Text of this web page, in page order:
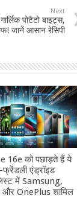
Next
पोटैटो बाइट्स,
जानें आसान रेसिपी
16e को पछाड़ते हैं ये
एंड्रॉइड
में Samsung,
OnePlus शामिल